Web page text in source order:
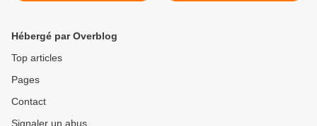
Hébergé par Overblog
Top articles
Pages
Contact
Signaler un abus